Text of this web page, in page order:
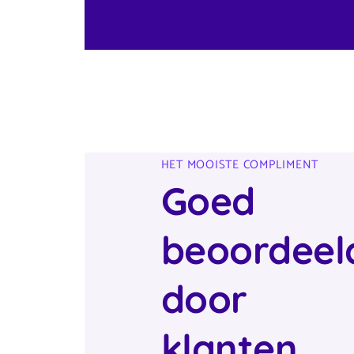
HET MOOISTE COMPLIMENT
Goed
door